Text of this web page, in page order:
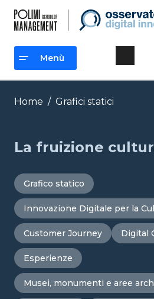
contenuto
Menù
Menù
Home / Grafici statici
La fruizione
Grafico statico
Innovazione Digitale per la
Customer Journey Digital
Esperienze
Musei, monumenti e aree